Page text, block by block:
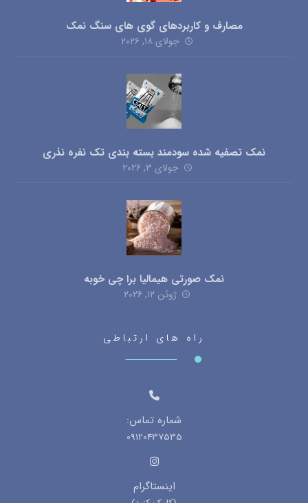
مصارف و کاربردهای گوی های سنگ نمک
جولای ۱۸, ۲۰۲۶
نمک تصفیه شده سودمند بسته بندی تک نفره نذری
جولای ۳, ۲۰۲۶
نمک صورتی هیمالیا برا چی خوبه
ژوئن ۱۲, ۲۰۲۶
راه های ارتباطی
شماره تماس:
09120437535
اینستاگرام